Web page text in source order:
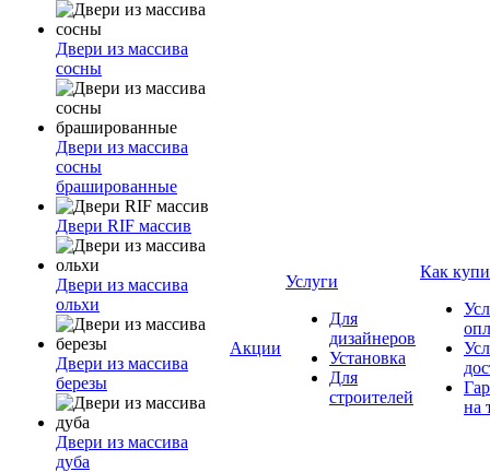
Двери из массива
сосны
Двери из массива
сосны
брашированные
Двери RIF массив
Двери из массива
ольхи
Двери из массива
березы
Двери из массива
дуба
Акции
Услуги
Для
дизайнеров
Установка
Для
строителей
Как
на